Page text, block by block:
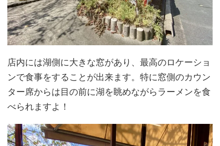
店内には湖側に大きな窓があり、最高のロケーショ
ンで食事をすることが出来ます。特に窓側のカウン
ター席からは目の前に湖を眺めながらラーメンを食
べられますよ！